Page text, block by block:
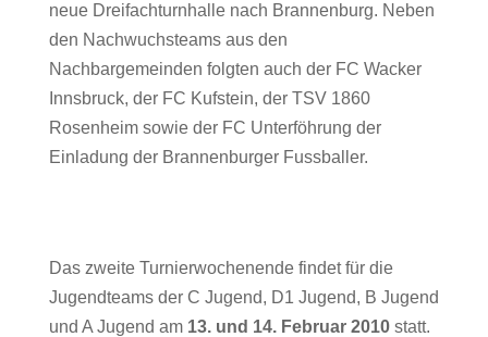
neue Dreifachturnhalle nach Brannenburg. Neben
den Nachwuchsteams aus den
Nachbargemeinden folgten auch der FC Wacker
Innsbruck, der FC Kufstein, der TSV 1860
Rosenheim sowie der FC Unterföhrung der
Einladung der Brannenburger Fussballer.
Das zweite Turnierwochenende findet für die
Jugendteams der C Jugend, D1 Jugend, B Jugend
und A Jugend am 13. und 14. Februar 2010statt.